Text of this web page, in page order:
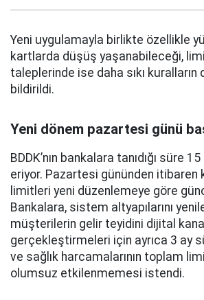
Yeni uygulamayla birlikte özellikle
kartlarda düşüş yaşanabileceği,
taleplerinde ise daha sıkı
bildirildi.
Yeni dönem pazartesi günü
BDDK’nın bankalara tanıdığı süre
eriyor. Pazartesi gününden itibaren
limitleri yeni düzenlemeye göre
Bankalara, sistem altyapılarını
müşterilerin gelir teyidini dijital
gerçekleştirmeleri için ayrıca 3 ay
ve sağlık harcamalarının toplam
olumsuz etkilenmemesi istendi.